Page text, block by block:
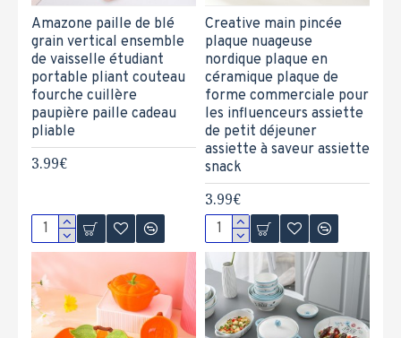
Amazone paille de blé
grain vertical ensemble
de vaisselle étudiant
portable pliant couteau
fourche cuillère
paupière paille cadeau
pliable
3.99€
Creative main pincée
plaque nuageuse
nordique plaque en
céramique plaque de
forme commerciale pour
les influenceurs assiette
de petit déjeuner
assiette à saveur assiette
snack
3.99€